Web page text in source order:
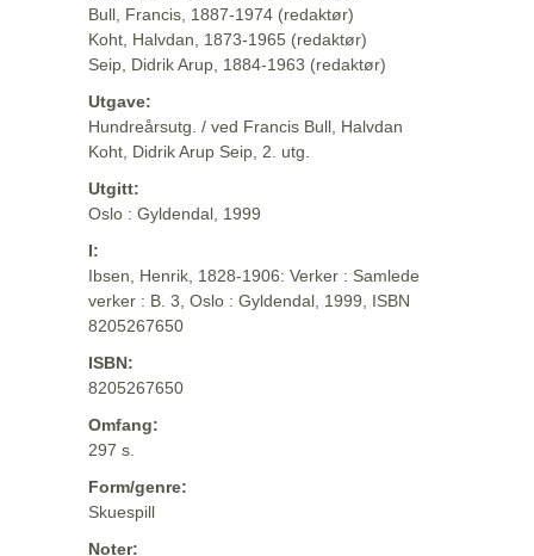
Bull, Francis, 1887-1974 (redaktør)
Koht, Halvdan, 1873-1965 (redaktør)
Seip, Didrik Arup, 1884-1963 (redaktør)
Utgave:
Hundreårsutg. / ved Francis Bull, Halvdan
Koht, Didrik Arup Seip, 2. utg.
Utgitt:
Oslo : Gyldendal, 1999
I:
Ibsen, Henrik, 1828-1906: Verker : Samlede
verker : B. 3, Oslo : Gyldendal, 1999, ISBN
8205267650
ISBN:
8205267650
Omfang:
297 s.
Form/genre:
Skuespill
Noter: